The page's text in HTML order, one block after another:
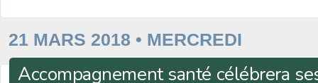
21 MARS 2018 • MERCREDI
Accompagnement santé célébrera